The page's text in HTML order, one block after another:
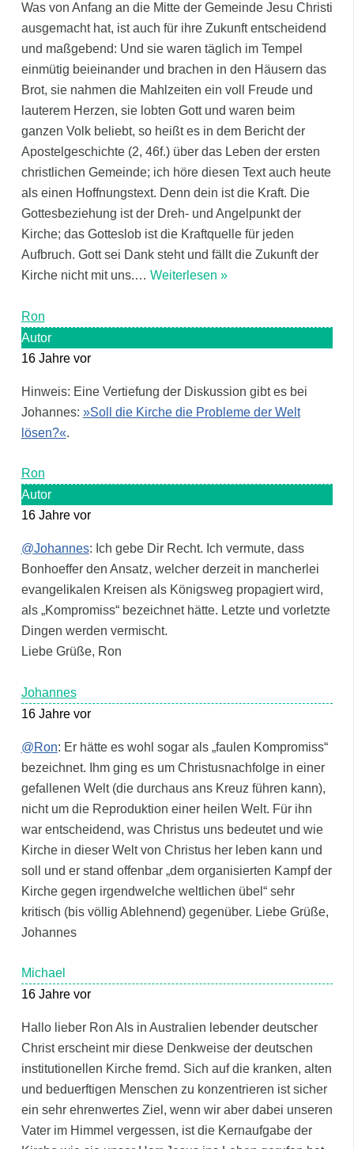
Was von Anfang an die Mitte der Gemeinde Jesu Christi
ausgemacht hat, ist auch für ihre Zukunft entscheidend
und maßgebend: Und sie waren täglich im Tempel
einmütig beieinander und brachen in den Häusern das
Brot, sie nahmen die Mahlzeiten ein voll Freude und
lauterem Herzen, sie lobten Gott und waren beim
ganzen Volk beliebt, so heißt es in dem Bericht der
Apostelgeschichte (2, 46f.) über das Leben der ersten
christlichen Gemeinde; ich höre diesen Text auch heute
als einen Hoffnungstext. Denn dein ist die Kraft. Die
Gottesbeziehung ist der Dreh- und Angelpunkt der
Kirche; das Gotteslob ist die Kraftquelle für jeden
Aufbruch. Gott sei Dank steht und fällt die Zukunft der
Kirche nicht mit uns.… Weiterlesen »
Ron
Autor
16 Jahre vor
Hinweis: Eine Vertiefung der Diskussion gibt es bei
Johannes: »Soll die Kirche die Probleme der Welt
lösen?«.
Ron
Autor
16 Jahre vor
@Johannes: Ich gebe Dir Recht. Ich vermute, dass
Bonhoeffer den Ansatz, welcher derzeit in mancherlei
evangelikalen Kreisen als Königsweg propagiert wird,
als „Kompromiss“ bezeichnet hätte. Letzte und vorletzte
Dingen werden vermischt.
Liebe Grüße, Ron
Johannes
16 Jahre vor
@Ron: Er hätte es wohl sogar als „faulen Kompromiss“
bezeichnet. Ihm ging es um Christusnachfolge in einer
gefallenen Welt (die durchaus ans Kreuz führen kann),
nicht um die Reproduktion einer heilen Welt. Für ihn
war entscheidend, was Christus uns bedeutet und wie
Kirche in dieser Welt von Christus her leben kann und
soll und er stand offenbar „dem organisierten Kampf der
Kirche gegen irgendwelche weltlichen übel“ sehr
kritisch (bis völlig Ablehnend) gegenüber. Liebe Grüße,
Johannes
Michael
16 Jahre vor
Hallo lieber Ron Als in Australien lebender deutscher
Christ erscheint mir diese Denkweise der deutschen
institutionellen Kirche fremd. Sich auf die kranken, alten
und beduerftigen Menschen zu konzentrieren ist sicher
ein sehr ehrenwertes Ziel, wenn wir aber dabei unseren
Vater im Himmel vergessen, ist die Kernaufgabe der